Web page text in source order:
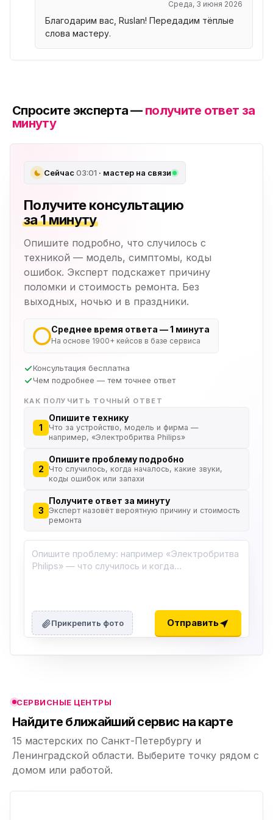
Среда, 3 июня 2026
Благодарим вас, Ruslan! Передадим тёплые
слова мастеру.
Спросите эксперта — получите ответ за
минуту
Сейчас03:01 · мастер на связи
Получите консультацию
за 1 минуту
Опишите подробно, что случилось с
техникой — модель, симптомы, коды
ошибок. Эксперт подскажет причину
поломки и стоимость ремонта. Без
выходных, ночью и в праздники.
Среднее время ответа — 1 минута
На основе 1900+ кейсов в базе сервиса
Консультация бесплатна
Чем подробнее — тем точнее ответ
КАК ПОЛУЧИТЬ ТОЧНЫЙ ОТВЕТ
1
Опишите технику
Что за устройство, модель и фирма —
например, «Электробритва Philips»
2
Опишите проблему подробно
Что случилось, когда началось, какие звуки,
коды ошибок или запахи
3
Получите ответ за минуту
Эксперт назовёт вероятную причину и стоимость
ремонта
Прикрепить фото Отправить
СЕРВИСНЫЕ ЦЕНТРЫ
Найдите ближайший сервис на карте
15 мастерских по Санкт-Петербургу и
Ленинградской области. Выберите точку рядом с
домом или работой.
ю